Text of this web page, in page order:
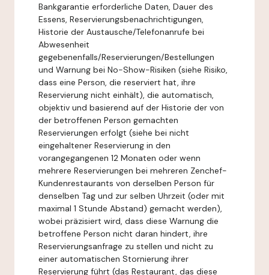
Bankgarantie erforderliche Daten, Dauer des
Essens, Reservierungsbenachrichtigungen,
Historie der Austausche/Telefonanrufe bei
Abwesenheit
gegebenenfalls/Reservierungen/Bestellungen
und Warnung bei No-Show-Risiken (siehe Risiko,
dass eine Person, die reserviert hat, ihre
Reservierung nicht einhält), die automatisch,
objektiv und basierend auf der Historie der von
der betroffenen Person gemachten
Reservierungen erfolgt (siehe bei nicht
eingehaltener Reservierung in den
vorangegangenen 12 Monaten oder wenn
mehrere Reservierungen bei mehreren Zenchef-
Kundenrestaurants von derselben Person für
denselben Tag und zur selben Uhrzeit (oder mit
maximal 1 Stunde Abstand) gemacht werden),
wobei präzisiert wird, dass diese Warnung die
betroffene Person nicht daran hindert, ihre
Reservierungsanfrage zu stellen und nicht zu
einer automatischen Stornierung ihrer
Reservierung führt (das Restaurant, das diese